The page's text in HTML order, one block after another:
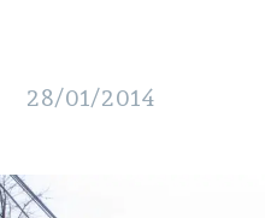
28/01/2014